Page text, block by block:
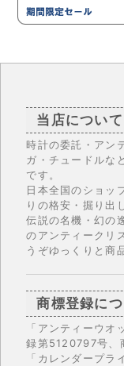
当店について
時計の委託・アン
ガ・チュードルな
です。
日本全国のショッ
りの格安・掘り出
伝説の名機・幻の
のアンティークリ
うぞゆっくりと商
商標登録に
「アンティーウオ
録第5120797号、
「カレンダープラ